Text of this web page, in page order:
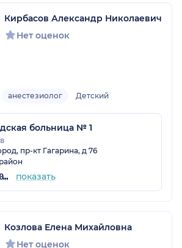
Кирбасов Александр Николаевич
Нет оценок
анестезиолог Детский
больница № 1
пр-кт Гагарина, д 76
+7 (831) 464-10-69 показать
Козлова Елена Михайловна
Нет оценок